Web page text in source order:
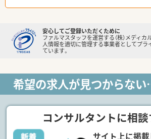
安心してご登録いただくために
ファルマスタッフを運営する（株）メディカ
人情報を適切に管理する事業者としてプ
ています。
希望の求人が見つからな
コンサルタントに相談
サイト上に掲